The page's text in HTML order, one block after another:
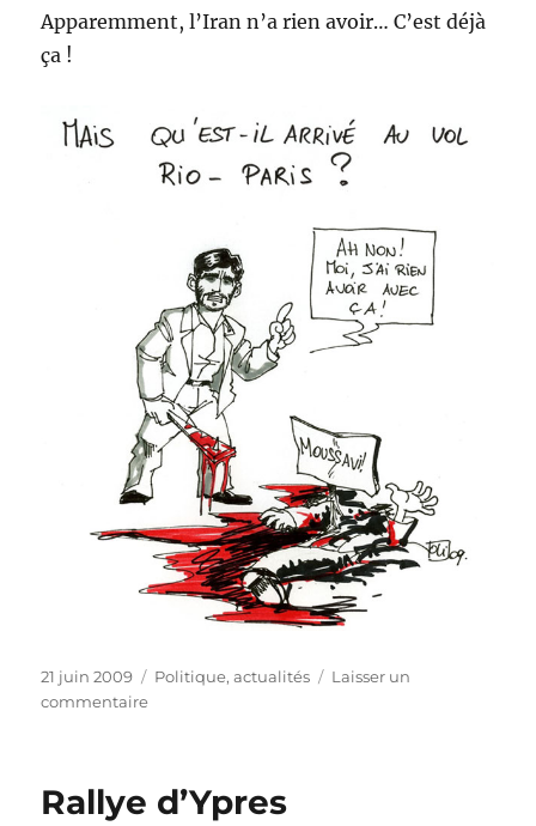
Apparemment, l’Iran n’a rien avoir… C’est déjà
ça !
Publié
le
21 juin 2009 Catégories
Politique, actualités
Laisser un
commentairesur
Rallye d’Ypres